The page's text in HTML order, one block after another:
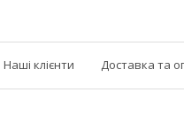
Наші клієнти Доставка та